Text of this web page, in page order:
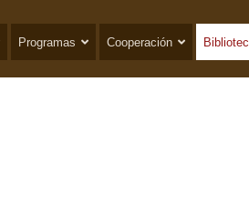
Programas Cooperación